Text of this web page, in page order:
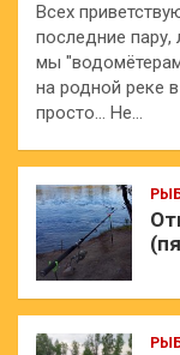
Всех
последние
мы
на родной реке
просто… Не…